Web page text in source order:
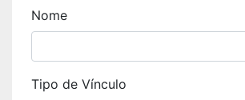
Nome
Tipo de Vínculo